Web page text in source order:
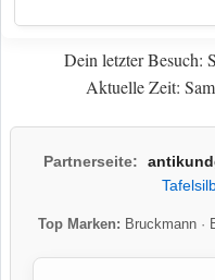
Dein letzter Besuch:
Aktuelle Zeit:
Partnerseite:
Top Marken: Bruckmann·